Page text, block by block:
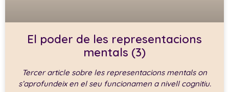
El poder de les representacions
mentals (3)
Tercer article sobre les representacions mentals on
s’aprofundeix en el seu funcionamen a nivell cognitiu.